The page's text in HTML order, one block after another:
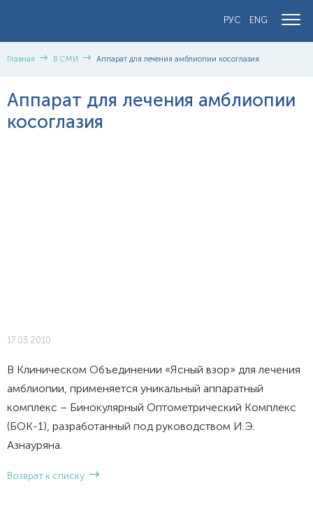
ENG
РУС
Главная В СМИ Аппарат для лечения амблиопии косоглазия
Аппарат для лечения амблиопии
косоглазия
17.03.2010
В Клиническом Объединении «Ясный взор» для лечения
амблиопии, применяется уникальный аппаратный
комплекс – Бинокулярный Оптометрический Комплекс
(БОК-1), разработанный под руководством И.Э.
Азнауряна.
Возврат к списку